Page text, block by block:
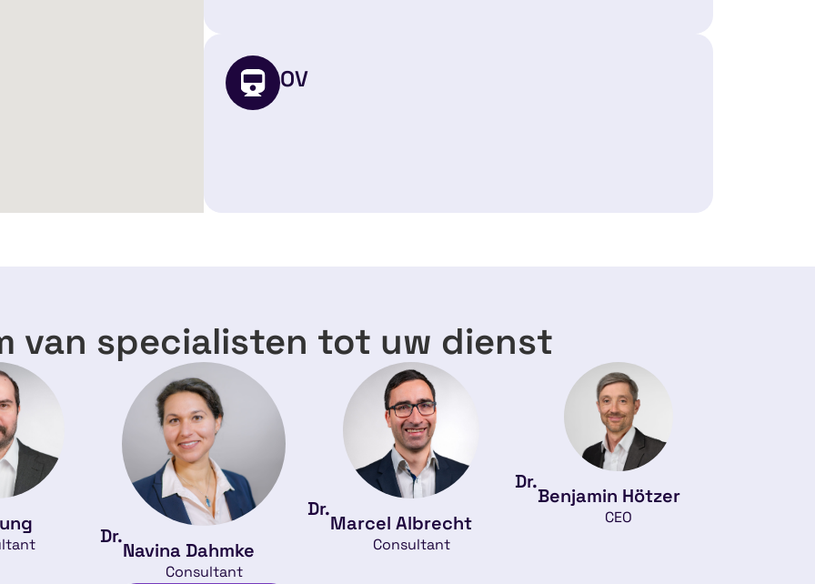
OV
van specialisten tot uw dienst
Dr.
Navina Dahmke
Consultant
Dr.
Marcel Albrecht
Consultant
Dr.
Benjamin Hötzer
CEO